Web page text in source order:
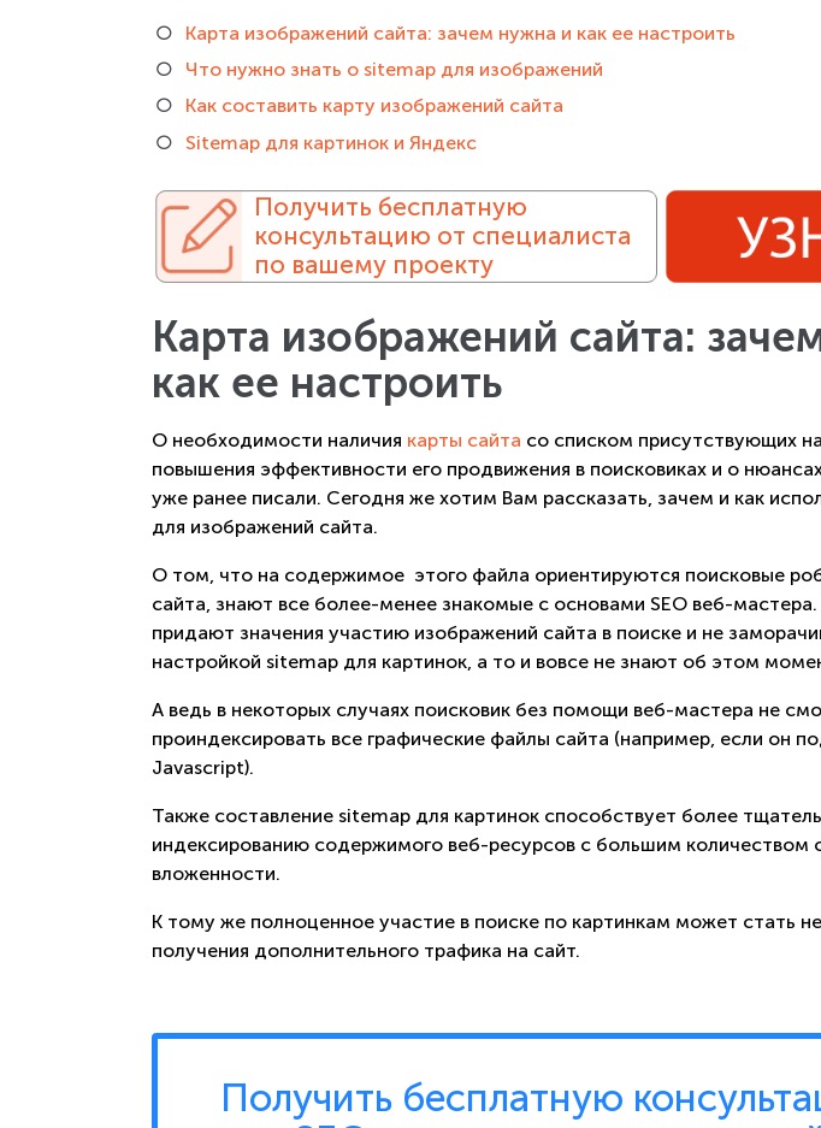
Карта изображений сайта: зачем нужна и как ее настроить
Что нужно знать о sitemap для изображений
Как составить карту изображений сайта
Sitemap для картинок и Яндекс
Получить бесплатную
консультацию от специалиста
по вашему проекту
Карта изображений сайта:
как ее настроить
О необходимости наличия карты сайта со списком присутствующих
повышения эффективности его продвижения в поисковиках и о
уже ранее писали. Сегодня же хотим Вам рассказать, зачем и как
для изображений сайта.
О том, что на содержимое этого файла ориентируются поисковые
сайта, знают все более-менее знакомые с основами SEO веб-
придают значения участию изображений сайта в поиске и не
настройкой sitemap для картинок, а то и вовсе не знают об этом
А ведь в некоторых случаях поисковик без помощи веб-мастера не
проиндексировать все графические файлы сайта (например, если он
Javascript).
Также составление sitemap для картинок способствует более
индексированию содержимого веб-ресурсов с большим количеством
вложенности.
К тому же полноценное участие в поиске по картинкам может стать
получения дополнительного трафика на сайт.
Получить бесплатную